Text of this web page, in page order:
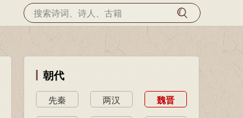
朝代
先秦 两汉 魏晋